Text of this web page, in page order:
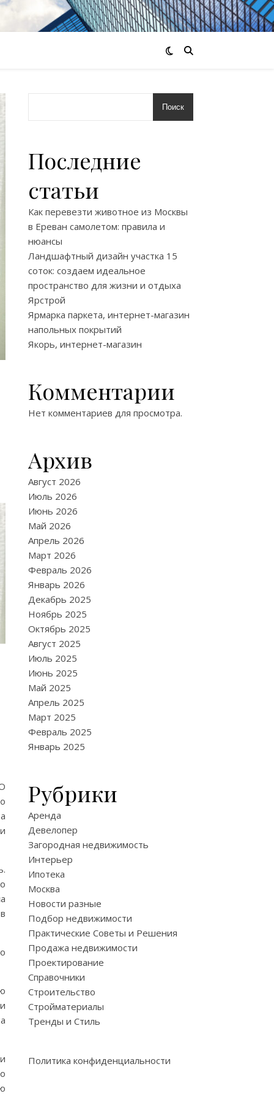
Поиск
Последние
статьи
Как перевезти животное из Москвы
в Ереван самолетом: правила и
нюансы
Ландшафтный дизайн участка 15
соток: создаем идеальное
пространство для жизни и отдыха
Ярстрой
Ярмарка паркета, интернет-магазин
напольных покрытий
Якорь, интернет-магазин
Комментарии
Нет комментариев для просмотра.
Архив
Август 2026
Июль 2026
Июнь 2026
Май 2026
Апрель 2026
Март 2026
Февраль 2026
Январь 2026
Декабрь 2025
Ноябрь 2025
Октябрь 2025
Август 2025
Июль 2025
Июнь 2025
Май 2025
Апрель 2025
Март 2025
Февраль 2025
Январь 2025
Рубрики
Аренда
Девелопер
Загородная недвижимость
Интерьер
Ипотека
Москва
Новости разные
Подбор недвижимости
Практические Советы и Решения
Продажа недвижимости
Проектирование
Справочники
Строительство
Стройматериалы
Тренды и Стиль
Политика конфиденциальности